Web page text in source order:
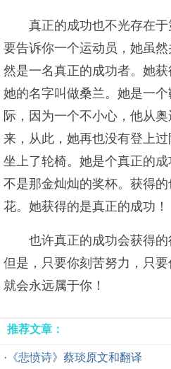
真正的成功也不光存在
要告诉你一个运动员，她虽
然是一名真正的成功者。她获
她的名字叫做桑兰。她是一
际，因为一个不小心，他从
来，从此，她再也没有登上
坐上了轮椅。她是个真正的
不是那金灿灿的奖杯。获得
花。她获得的是真正的成功！
也许真正的成功会获得的
但是，只要你刻苦努力，只
就会永远属于你！
推荐文章：
· 《悲愤诗》蔡琰原文和翻译